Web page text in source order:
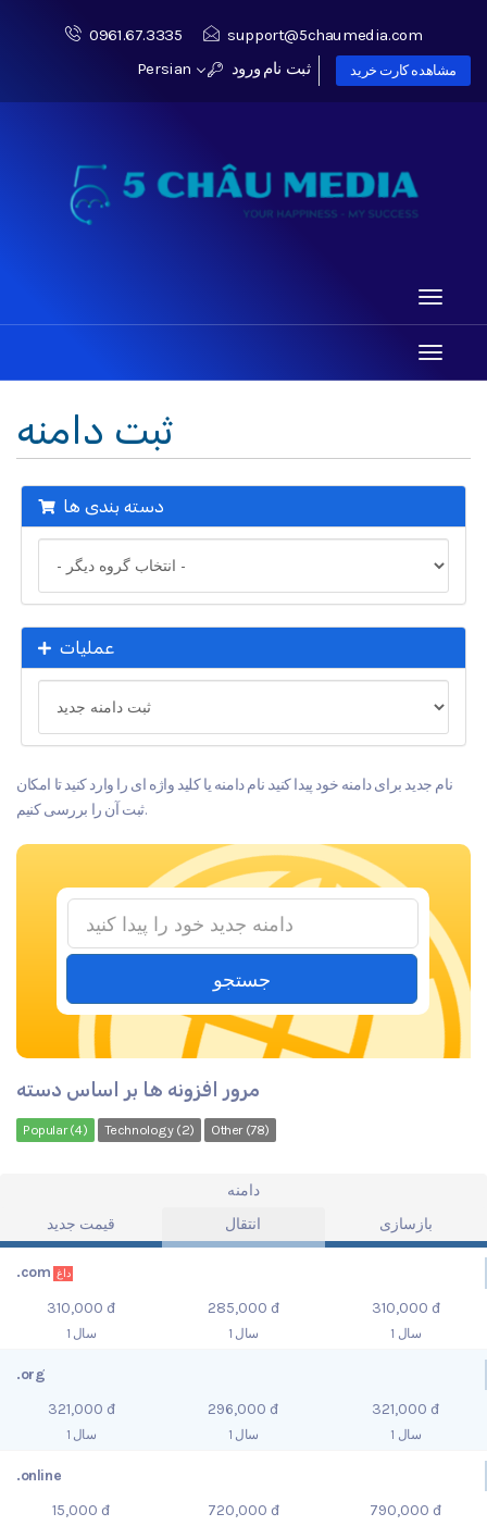
0961.67.3335
support@5chaumedia.com
Persian
ورود ثبت نام مشاهده کارت خرید
Toggle
Toggle
ثبت دامنه
دسته بندی ها
عملیات
نام جدید برای دامنه خود پیدا کنید. نام دامنه یا کلید واژه ای را وارد کنید تا امکان
ثبت آن را بررسی کنیم.
جستجو
مرور افزونه ها بر اساس دسته
Popular (4) Technology (2) Other (78)
دامنه
قیمت جدید
انتقال بازسازی
.com داغ
310,000 đ
1 سال
285,000 đ
1 سال
310,000 đ
1 سال
.org
321,000 đ
1 سال
296,000 đ
1 سال
321,000 đ
1 سال
.online
15,000 đ
720,000 đ 790,000 đ